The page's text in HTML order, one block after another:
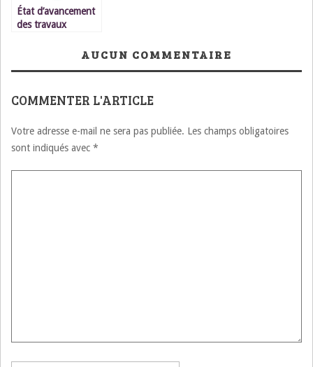
État d’avancement
des travaux
AUCUN COMMENTAIRE
COMMENTER L'ARTICLE
Votre adresse e-mail ne sera pas publiée. Les champs obligatoires
sont indiqués avec *